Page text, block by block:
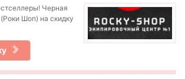
Черная
Шоп) на скидку